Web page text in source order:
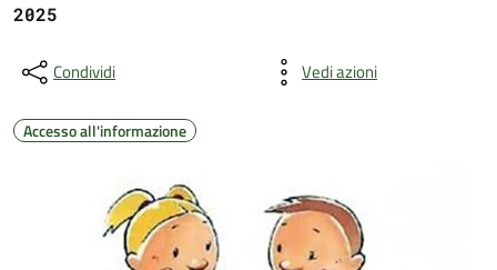
2025
Condividi Vedi azioni
Accesso all'informazione